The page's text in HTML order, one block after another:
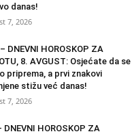
danas!
7, 2026
DNEVNI HOROSKOP ZA
8. AVGUST: Osjećate da se
priprema, a prvi znakovi
stižu već danas!
7, 2026
DNEVNI HOROSKOP ZA